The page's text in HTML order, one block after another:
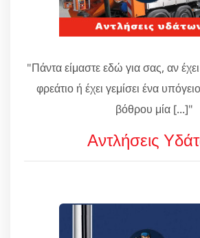
"Πάντα είμαστε εδώ για σας, αν έχει
φρεάτιο ή έχει γεμίσει ένα
βόθρου μία [...]"
Αντλήσεις